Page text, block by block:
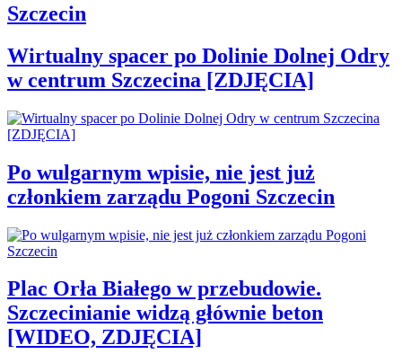
Szczecin
Wirtualny spacer po Dolinie Dolnej Odry
w centrum Szczecina [ZDJĘCIA]
Po wulgarnym wpisie, nie jest już
członkiem zarządu Pogoni Szczecin
Plac Orła Białego w przebudowie.
Szczecinianie widzą głównie beton
[WIDEO, ZDJĘCIA]